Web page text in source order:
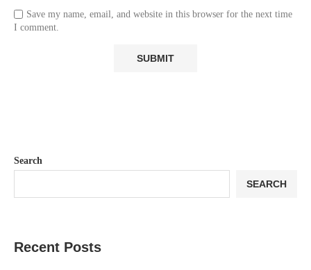
Save my name, email, and website in this browser for the next time
I comment.
Search
SEARCH
Recent Posts